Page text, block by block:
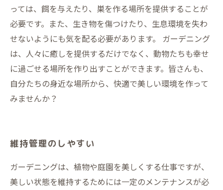
っては、餌を与えたり、巣を作る場所を提供することが
必要です。また、生き物を傷つけたり、生息環境を失わ
せないようにも気を配る必要があります。 ガーデニング
は、人々に癒しを提供するだけでなく、動物たちも幸せ
に過ごせる場所を作り出すことができます。皆さんも、
自分たちの身近な場所から、快適で美しい環境を作って
みませんか？
維持管理のしやすい
ガーデニングは、植物や庭園を美しくする仕事ですが、
美しい状態を維持するためには一定のメンテナンスが必